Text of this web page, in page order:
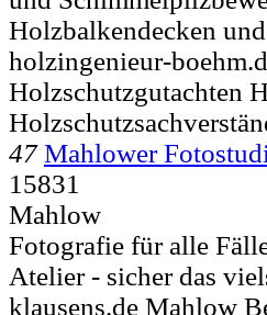
Holzbalkendecken
holzingenieur-
Holzschutzgutachten
47 Mahlower
15831
Mahlow
Fotografie für alle
Atelier - sicher das
klausens.de Mahlow